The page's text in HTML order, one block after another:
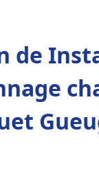
de